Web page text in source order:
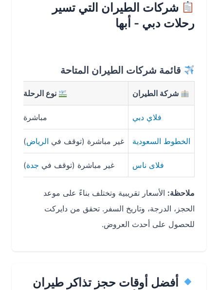
شركات الطيران التي تسير
رحلات دبي - أبها
قائمة شركات الطيران المتاحة
شركة الطيران نوع الرحلة
فلاي دبي مباشرة 2 ساعة 45 دقيقة
الخطوط السعودية غير مباشرة (توقف فيالرياض)
فلاى ناس غير مباشرة (توقف فيجدة) 5 ساعات 30 دقيقة
ملاحظة:الأسعار تقريبية وتختلف بناءً على موعد
الحجز، الدرجة، وتاريخ السفر. تحقق من دايركت
للحصول على أحدث العروض.
أفضل أوقات حجز تذاكر طيران